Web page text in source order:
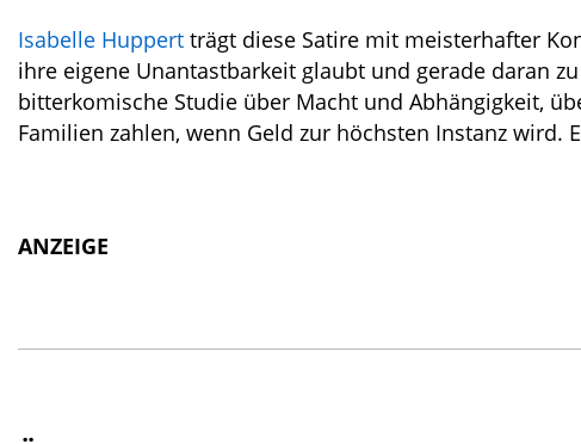
Isabelle Huppert trägt diese Satire mit meisterhafter
ihre eigene Unantastbarkeit glaubt und gerade daran
bitterkomische Studie über Macht und Abhängigkeit,
Familien zahlen, wenn Geld zur höchsten Instanz wird.
ANZEIGE